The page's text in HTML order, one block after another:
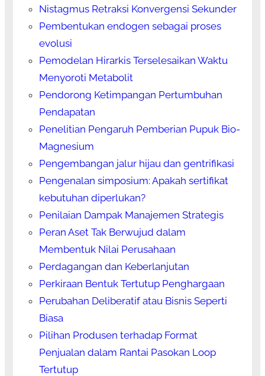
Nistagmus Retraksi Konvergensi Sekunder
Pembentukan endogen sebagai proses
evolusi
Pemodelan Hirarkis Terselesaikan Waktu
Menyoroti Metabolit
Pendorong Ketimpangan Pertumbuhan
Pendapatan
Penelitian Pengaruh Pemberian Pupuk Bio-
Magnesium
Pengembangan jalur hijau dan gentrifikasi
Pengenalan simposium: Apakah sertifikat
kebutuhan diperlukan?
Penilaian Dampak Manajemen Strategis
Peran Aset Tak Berwujud dalam
Membentuk Nilai Perusahaan
Perdagangan dan Keberlanjutan
Perkiraan Bentuk Tertutup Penghargaan
Perubahan Deliberatif atau Bisnis Seperti
Biasa
Pilihan Produsen terhadap Format
Penjualan dalam Rantai Pasokan Loop
Tertutup